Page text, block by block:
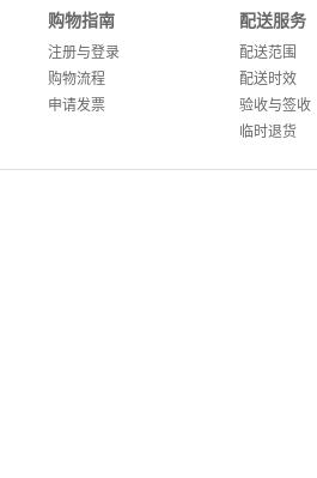
购物指南
注册与登录
购物流程
申请发票
配送服务
配送范围
配送时效
验收与签收
临时退货